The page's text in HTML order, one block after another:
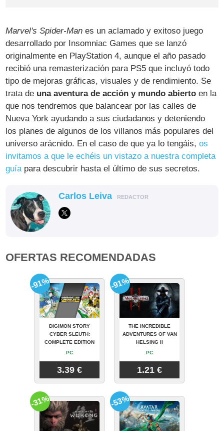
Marvel's Spider-Man es un aclamado y exitoso juego
desarrollado por Insomniac Games que se lanzó
originalmente en PlayStation 4, aunque el año pasado
recibió una remasterización para PS5 que incluyó todo
tipo de mejoras gráficas, visuales y de rendimiento. Se
trata de una aventura de acción y mundo abierto en la
que nos tendremos que balancear por las calles de
Nueva York ayudando a sus ciudadanos y deteniendo
los planes de algunos de los villanos más populares del
universo arácnido. En el caso de que ya lo tengáis,os
invitamos a que le echéis un vistazo a nuestra completa
guíapara descubrir hasta el último de sus secretos.
Carlos Leiva REDACTOR
OFERTAS RECOMENDADAS
DIGIMON STORY
CYBER SLEUTH:
COMPLETE EDITION
PC
3.39 €
-91%
THE INCREDIBLE
ADVENTURES OF VAN
HELSING II
PC
1.21 €
-91%
-31% -53%